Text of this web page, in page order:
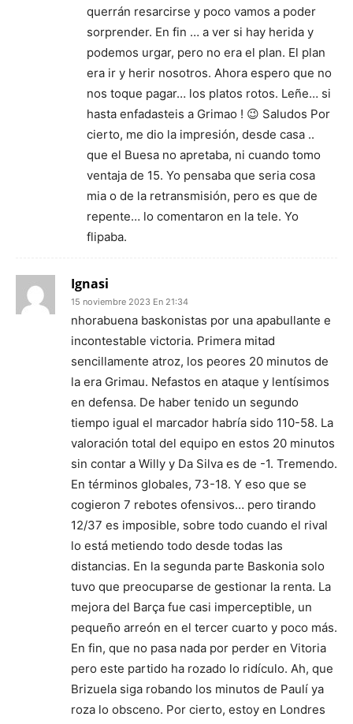
querrán resarcirse y poco vamos a poder
sorprender. En fin … a ver si hay herida y
podemos urgar, pero no era el plan. El plan
era ir y herir nosotros. Ahora espero que no
nos toque pagar… los platos rotos. Leñe… si
hasta enfadasteis a Grimao ! 😉 Saludos Por
cierto, me dio la impresión, desde casa ..
que el Buesa no apretaba, ni cuando tomo
ventaja de 15. Yo pensaba que seria cosa
mia o de la retransmisión, pero es que de
repente… lo comentaron en la tele. Yo
flipaba.
Ignasi
15 noviembre 2023 En 21:34
nhorabuena baskonistas por una apabullante e
incontestable victoria. Primera mitad
sencillamente atroz, los peores 20 minutos de
la era Grimau. Nefastos en ataque y lentísimos
en defensa. De haber tenido un segundo
tiempo igual el marcador habría sido 110-58. La
valoración total del equipo en estos 20 minutos
sin contar a Willy y Da Silva es de -1. Tremendo.
En términos globales, 73-18. Y eso que se
cogieron 7 rebotes ofensivos… pero tirando
12/37 es imposible, sobre todo cuando el rival
lo está metiendo todo desde todas las
distancias. En la segunda parte Baskonia solo
tuvo que preocuparse de gestionar la renta. La
mejora del Barça fue casi imperceptible, un
pequeño arreón en el tercer cuarto y poco más.
En fin, que no pasa nada por perder en Vitoria
pero este partido ha rozado lo ridículo. Ah, que
Brizuela siga robando los minutos de Paulí ya
roza lo obsceno. Por cierto, estoy en Londres